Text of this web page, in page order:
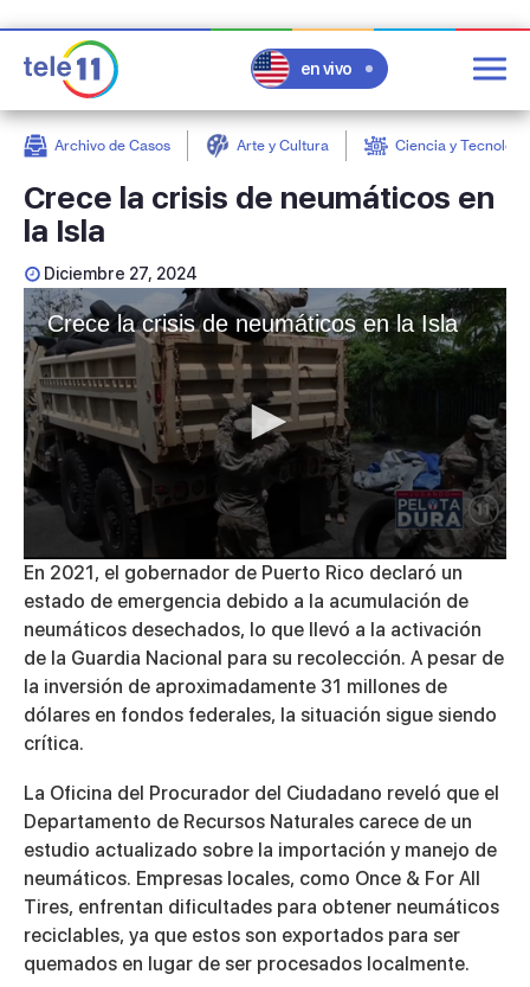
en vivo
Archivo de Casos Arte y Cultura Ciencia y
Crece la crisis de neumáticos en
la Isla
Diciembre 27, 2024
Crece la crisis de neumáticos en la Isla
0
of
10
30
seconds
En 2021, el gobernador de Puerto Rico declaró un
estado de emergencia debido a la acumulación de
neumáticos desechados, lo que llevó a la activación
de la Guardia Nacional para su recolección. A pesar de
la inversión de aproximadamente 31 millones de
dólares en fondos federales, la situación sigue siendo
crítica.
La Oficina del Procurador del Ciudadano reveló que el
Departamento de Recursos Naturales carece de un
estudio actualizado sobre la importación y manejo de
neumáticos. Empresas locales, como Once & For All
Tires, enfrentan dificultades para obtener neumáticos
reciclables, ya que estos son exportados para ser
quemados en lugar de ser procesados localmente.
post